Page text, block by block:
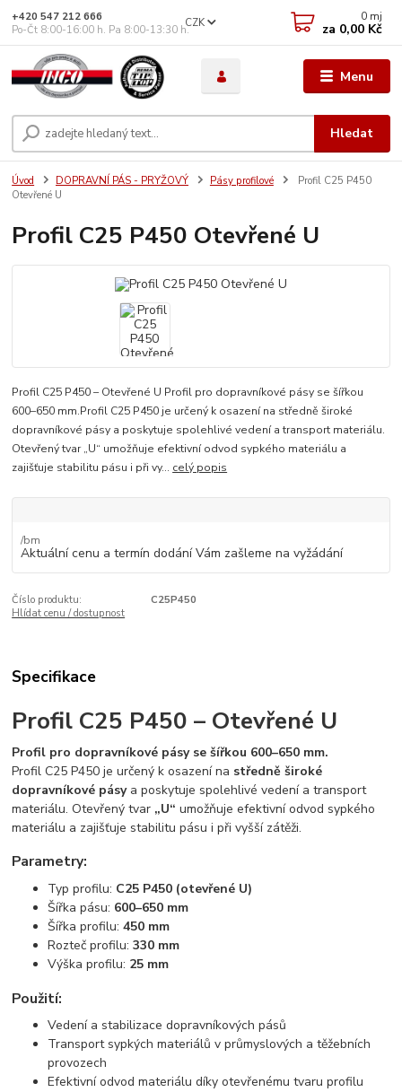
Menu
CZK
Hledat
+420 547 212 666
Po-Čt 8:00-16:00 h. Pa 8:00-13:30 h.
0 mj
za 0,00 Kč
Úvod DOPRAVNÍ PÁS - PRYŽOVÝ Pásy profilové
Profil C25 P450
Otevřené U
Profil C25 P450 Otevřené U
Profil C25 P450 – Otevřené U Profil pro dopravníkové pásy se šířkou
600–650 mm.Profil C25 P450 je určený k osazení na středně široké
dopravníkové pásy a poskytuje spolehlivé vedení a transport materiálu.
Otevřený tvar „U“ umožňuje efektivní odvod sypkého materiálu a
zajišťuje stabilitu pásu i při vy... celý popis
/bm
Aktuální cenu a termín dodání Vám zašleme na vyžádání
Číslo produktu:
C25P450
Hlídat cenu / dostupnost
Specifikace
Profil C25 P450 – Otevřené U
Profil pro dopravníkové pásy se šířkou 600–650 mm.
Profil C25 P450 je určený k osazení na středně široké
dopravníkové pásya poskytuje spolehlivé vedení a transport
materiálu. Otevřený tvar „U“ umožňuje efektivní odvod sypkého
materiálu a zajišťuje stabilitu pásu i při vyšší zátěži.
Parametry:
Typ profilu: C25 P450 (otevřené U)
Šířka pásu: 600–650 mm
Šířka profilu:450 mm
Rozteč profilu:330 mm
Výška profilu: 25 mm
Použití:
Vedení a stabilizace dopravníkových pásů
Transport sypkých materiálů v průmyslových a těžebních
provozech
Efektivní odvod materiálu díky otevřenému tvaru profilu